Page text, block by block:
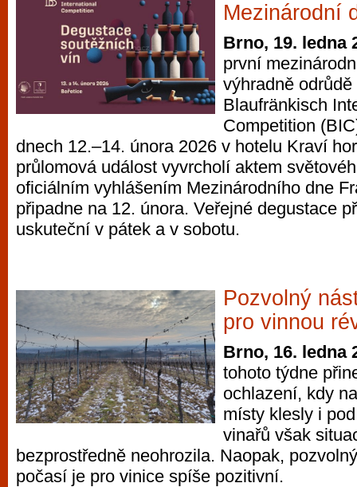
Mezinárodní
Brno, 19. ledna
první
výhradně
Blaufränkisch
Competition
dnech 12.–14. února 2026 v hotelu Kraví
průlomová událost vyvrcholí aktem
oficiálním vyhlášením Mezinárodního dne
připadne na 12. února. Veřejné degustace
uskuteční v pátek a v sobotu.
Pozvolný
pro vinnou
Brno, 16. ledna
tohoto týdne
ochlazení, kdy
místy klesly i
vinařů však
bezprostředně neohrozila. Naopak,
počasí je pro vinice spíše pozitivní.